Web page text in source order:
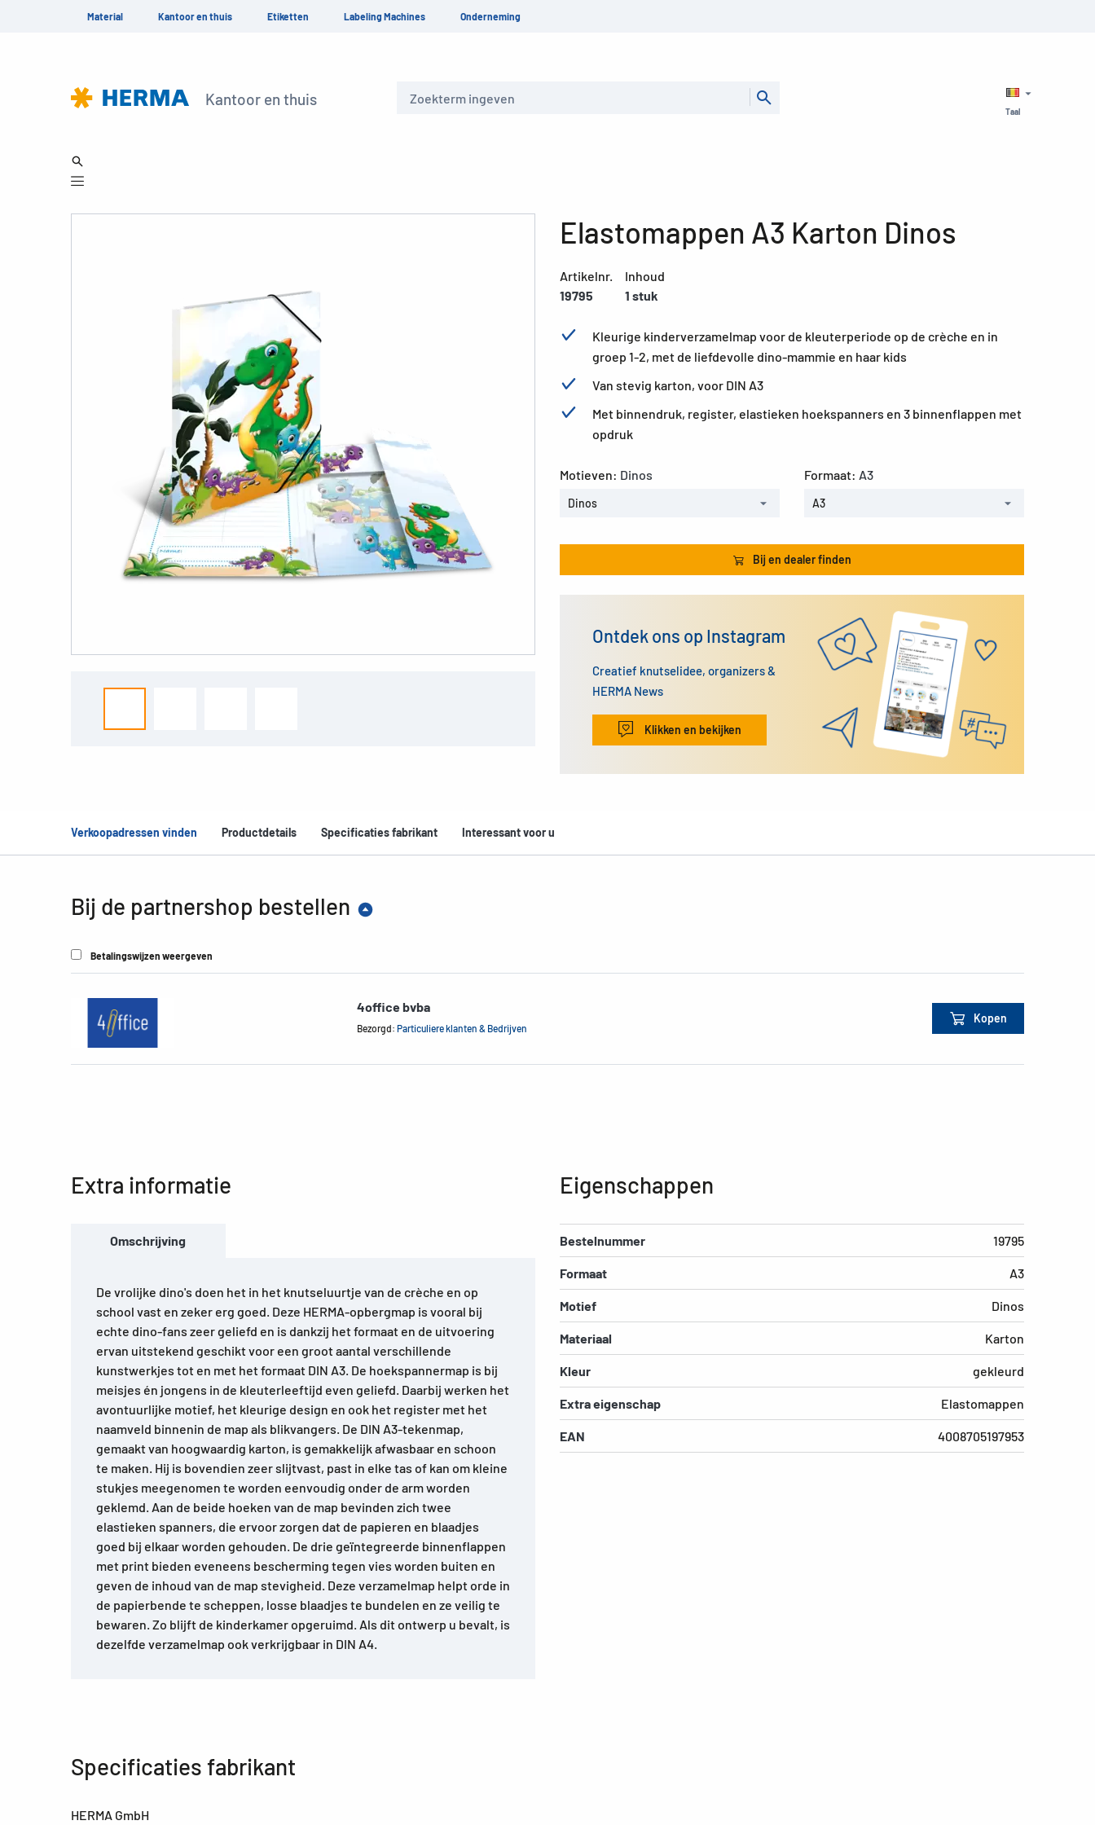
Material Kantoor en thuis Etiketten Labeling Machines Onderneming
Kantoor en thuis
Taal
Elastomappen A3 Karton Dinos
Artikelnr.
19795
Inhoud
1 stuk
Kleurige kinderverzamelmap voor de kleuterperiode op de crèche en in
groep 1-2, met de liefdevolle dino-mammie en haar kids
Van stevig karton, voor DIN A3
Met binnendruk, register, elastieken hoekspanners en 3 binnenflappen met
opdruk
Motieven: Dinos
Dinos
Formaat: A3
A3
Bij en dealer finden
Ontdek ons op Instagram
Creatief knutselidee, organizers &
HERMA News
Klikken en bekijken
Verkoopadressen vinden Productdetails Specificaties fabrikant Interessant voor u
Bij de partnershop bestellen
Betalingswijzen weergeven
4office bvba
Bezorgd: Particuliere klanten & Bedrijven
Kopen
Extra informatie
Omschrijving
De vrolijke dino's doen het in het knutseluurtje van de crèche en op
school vast en zeker erg goed. Deze HERMA-opbergmap is vooral bij
echte dino-fans zeer geliefd en is dankzij het formaat en de uitvoering
ervan uitstekend geschikt voor een groot aantal verschillende
kunstwerkjes tot en met het formaat DIN A3. De hoekspannermap is bij
meisjes én jongens in de kleuterleeftijd even geliefd. Daarbij werken het
avontuurlijke motief, het kleurige design en ook het register met het
naamveld binnenin de map als blikvangers. De DIN A3-tekenmap,
gemaakt van hoogwaardig karton, is gemakkelijk afwasbaar en schoon
te maken. Hij is bovendien zeer slijtvast, past in elke tas of kan om kleine
stukjes meegenomen te worden eenvoudig onder de arm worden
geklemd. Aan de beide hoeken van de map bevinden zich twee
elastieken spanners, die ervoor zorgen dat de papieren en blaadjes
goed bij elkaar worden gehouden. De drie geïntegreerde binnenflappen
met print bieden eveneens bescherming tegen vies worden buiten en
geven de inhoud van de map stevigheid. Deze verzamelmap helpt orde in
de papierbende te scheppen, losse blaadjes te bundelen en ze veilig te
bewaren. Zo blijft de kinderkamer opgeruimd. Als dit ontwerp u bevalt, is
dezelfde verzamelmap ook verkrijgbaar in DIN A4.
Eigenschappen
Bestelnummer 19795
Formaat A3
Motief Dinos
Materiaal Karton
Kleur gekleurd
Extra eigenschap Elastomappen
EAN 4008705197953
Specificaties fabrikant
HERMA GmbH